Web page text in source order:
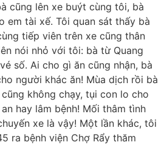
cũng lên xe buýt cùng tôi, bà
em tài xế. Tôi quan sát thấy bà
tiếp viên trên xe cũng thân
nói nhỏ với tôi: bà từ Quang
số. Ai cho gì ăn cũng nhận, bà
người khác ăn! Mùa dịch rồi bà
không chạy, tụi con lo cho
hay lâm bệnh! Mối thâm tình
xe là vậy! Một lần khác, tôi
ra bệnh viện Chợ Rẩy thăm